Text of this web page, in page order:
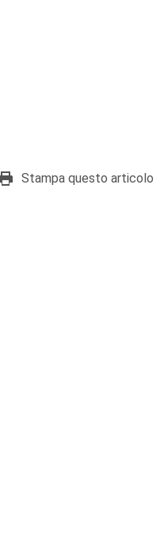
Stampa questo articolo